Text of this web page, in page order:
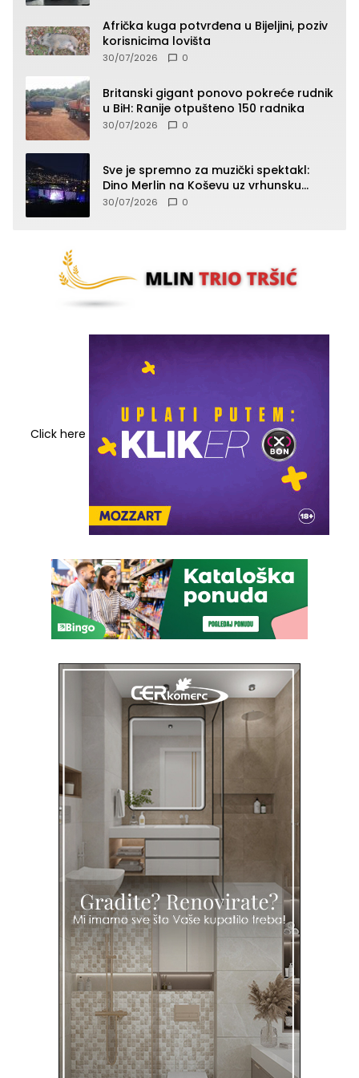
Afrička kuga potvrđena u Bijeljini, poziv
korisnicima lovišta
30/07/2026 0
Britanski gigant ponovo pokreće rudnik
u BiH: Ranije otpušteno 150 radnika
30/07/2026 0
Sve je spremno za muzički spektakl:
Dino Merlin na Koševu uz vrhunsku
produkciju i stroge mjere sigurnosti
30/07/2026 0
Click here